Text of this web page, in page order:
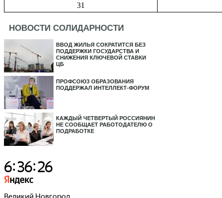
31
НОВОСТИ СОЛИДАРНОСТИ
ВВОД ЖИЛЬЯ СОКРАТИТСЯ БЕЗ
ПОДДЕРЖКИ ГОСУДАРСТВА И
СНИЖЕНИЯ КЛЮЧЕВОЙ СТАВКИ
ЦБ
ПРОФСОЮЗ ОБРАЗОВАНИЯ
ПОДДЕРЖАЛ ИНТЕЛЛЕКТ-ФОРУМ
КАЖДЫЙ ЧЕТВЕРТЫЙ РОССИЯНИН
НЕ СООБЩАЕТ РАБОТОДАТЕЛЮ О
ПОДРАБОТКЕ